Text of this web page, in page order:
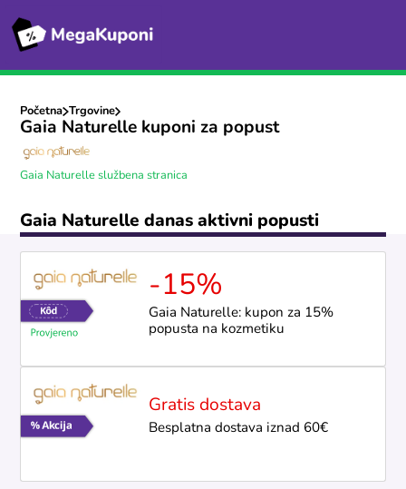
Početna Trgovine
Gaia Naturelle kuponi za popust
Gaia Naturelle službena stranica
Gaia Naturelle danas aktivni popusti
-15%
Gaia Naturelle: kupon za 15%
popusta na kozmetiku
Gratis dostava
Besplatna dostava iznad 60€